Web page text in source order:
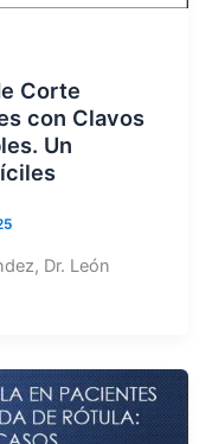
Corte
con Clavos
Un
Dr. León